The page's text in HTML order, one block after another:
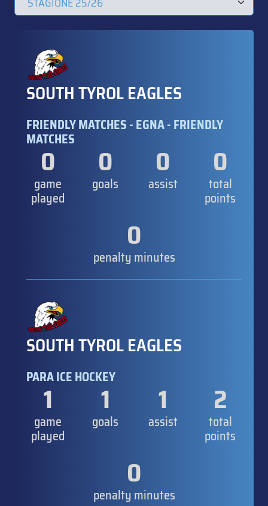
SOUTH TYROL EAGLES
FRIENDLY MATCHES - EGNA - FRIENDLY
MATCHES
0
game
played
0
goals
0
assist
0
total
points
0
penalty minutes
SOUTH TYROL EAGLES
PARA ICE HOCKEY
1
game
played
1
goals
1
assist
2
total
points
0
penalty minutes